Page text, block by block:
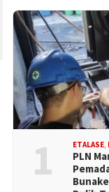
1 ETALASE
PLN